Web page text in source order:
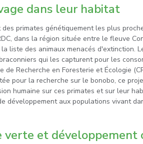
dans leur habitat
primates génétiquement les plus
dans la région située entre le fleuve
liste des animaux menacés d'extinction.
qui les capturent pour les
de Recherche en Foresterie et Écologie
pour la recherche sur le bonobo, ce
humaine sur ces primates et sur leur
développement aux populations vivant
verte et développement